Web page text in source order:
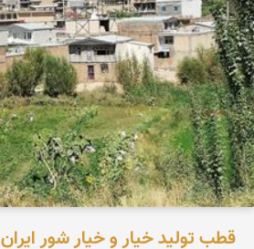
قطب تولید خیار و خیار شور ایران